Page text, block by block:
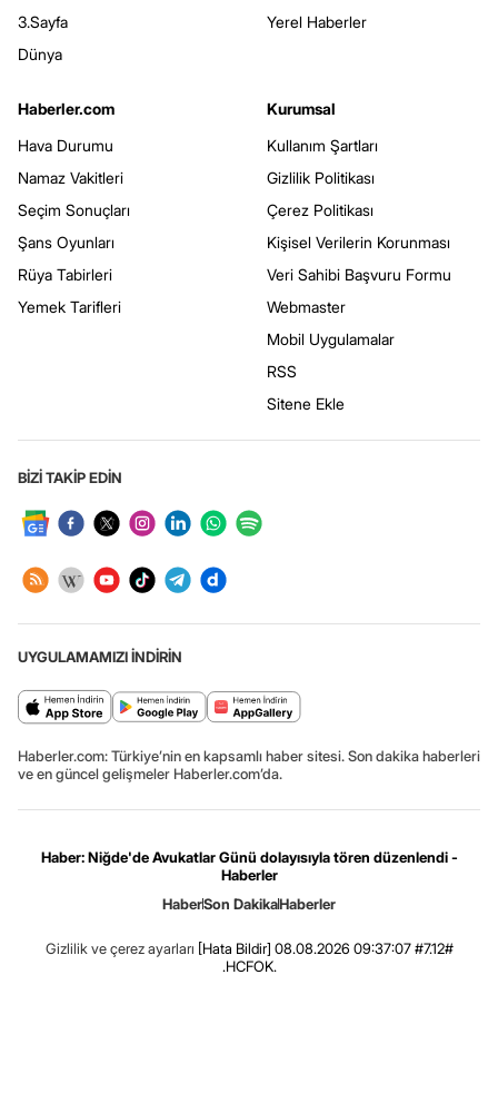
3.Sayfa
Dünya
Yerel Haberler
Haberler.com
Hava Durumu
Namaz Vakitleri
Seçim Sonuçları
Şans Oyunları
Rüya Tabirleri
Yemek Tarifleri
Kurumsal
Kullanım Şartları
Gizlilik Politikası
Çerez Politikası
Kişisel Verilerin Korunması
Veri Sahibi Başvuru Formu
Webmaster
Mobil Uygulamalar
RSS
Sitene Ekle
BİZİ TAKİP EDİN
UYGULAMAMIZI İNDİRİN
Haberler.com: Türkiye’nin en kapsamlı haber sitesi. Son dakika haberleri
ve en güncel gelişmeler Haberler.com’da.
Haber: Niğde'de Avukatlar Günü dolayısıyla tören düzenlendi -
Haberler
HaberSon DakikaHaberler
Gizlilik ve çerez ayarları [Hata Bildir] 08.08.2026 09:37:07 #7.12#
.HCFOK.